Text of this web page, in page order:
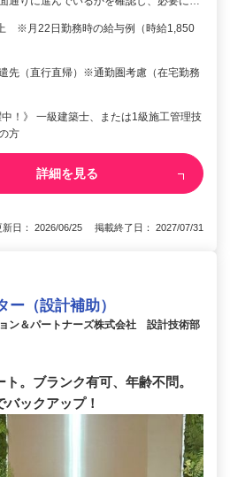
※月22日勤務時の給与例（時給1,850
先（直行直帰）※通勤圏考慮（在宅勤務
中！》 一級建築士、または1級施工管理技
方
詳細を見る
新日： 2026/06/25 掲載終了日： 2027/07/31
（設計補助）
ン＆パートナーズ株式会社 設計技術部
。ブランク有可、年齢不問。
ックアップ！